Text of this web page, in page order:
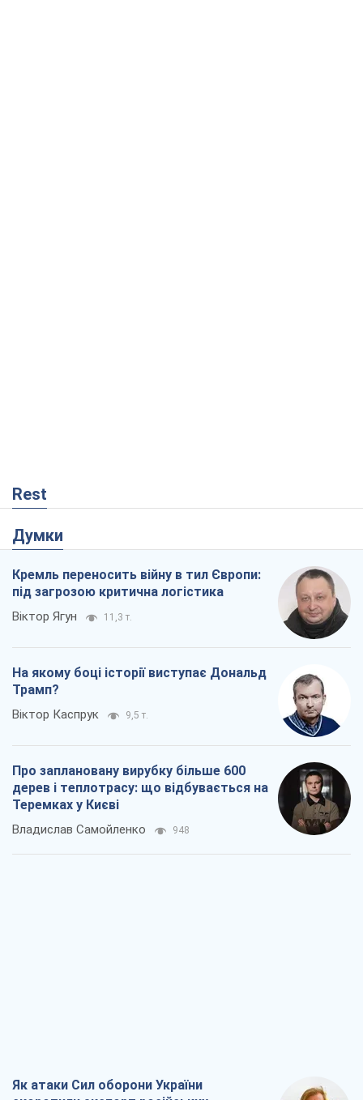
Rest
Думки
Кремль переносить війну в тил Європи:
під загрозою критична логістика
Віктор Ягун 11,3 т.
На якому боці історії виступає Дональд
Трамп?
Віктор Каспрук 9,5 т.
Про заплановану вирубку більше 600
дерев і теплотрасу: що відбувається на
Теремках у Києві
Владислав Самойленко 948
Як атаки Сил оборони України